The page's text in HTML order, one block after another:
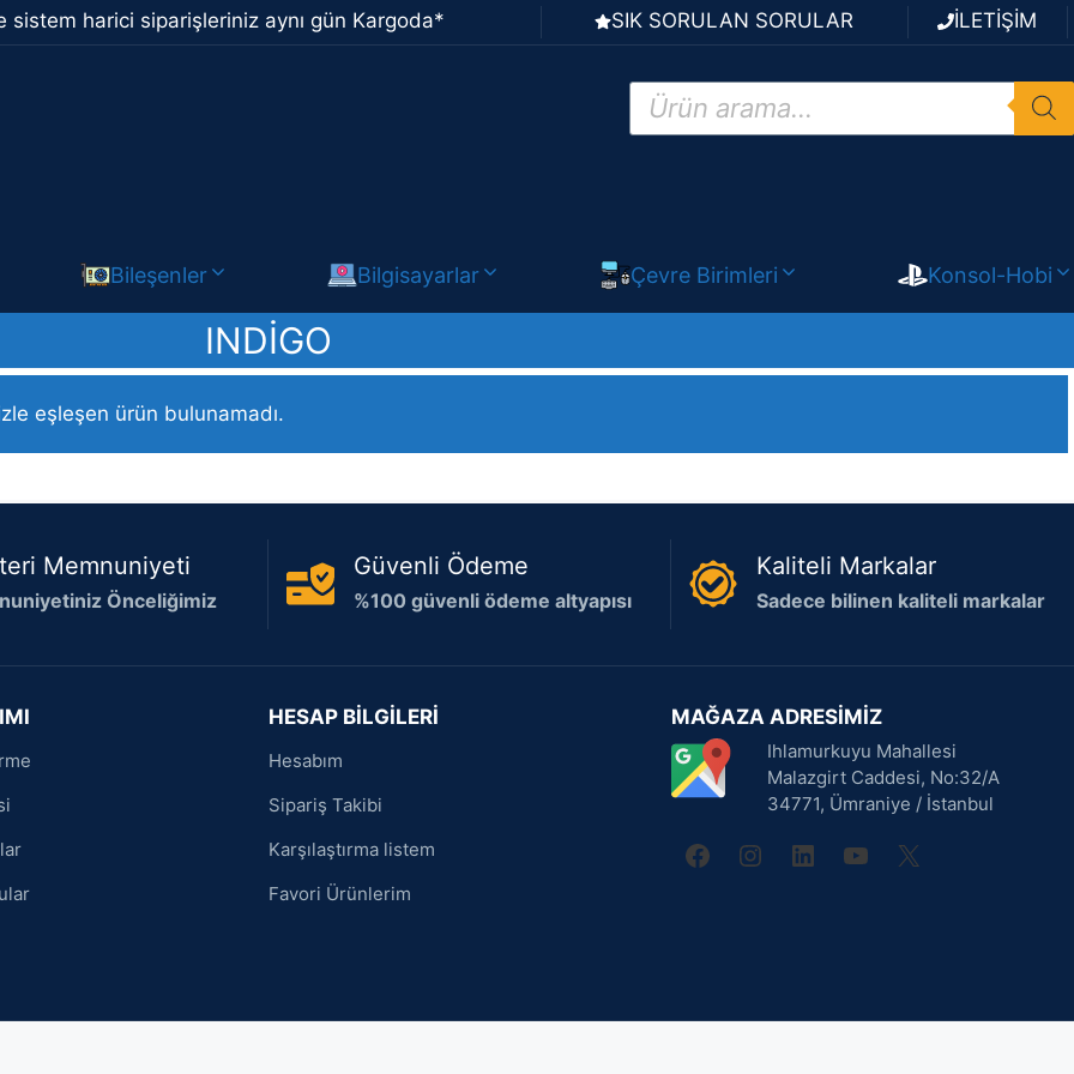
harici siparişleriniz aynı gün Kargoda* SIK SORULAN SORULAR İLETİŞİM
Products
search
Bileşenler Bilgisayarlar Çevre Birimleri Konsol-Hobi
INDIGO
eşleşen ürün bulunamadı.
Memnuniyeti
Önceliğimiz
Güvenli Ödeme
%100 güvenli ödeme altyapısı
Kaliteli Markalar
Sadece bilinen kaliteli markalar
HESAP BİLGİLERİ
Hesabım
Sipariş Takibi
Karşılaştırma listem
Favori Ürünlerim
MAĞAZA ADRESİMİZ
Ihlamurkuyu Mahallesi
Malazgirt Caddesi, No:32/A
34771, Ümraniye / İstanbul
facebook
instagram
linkedinyoutube
X